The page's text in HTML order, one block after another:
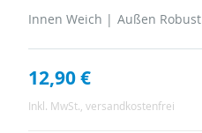
Innen Weich | Außen Robust
12,90 €
Inkl. MwSt. , versandkostenfrei